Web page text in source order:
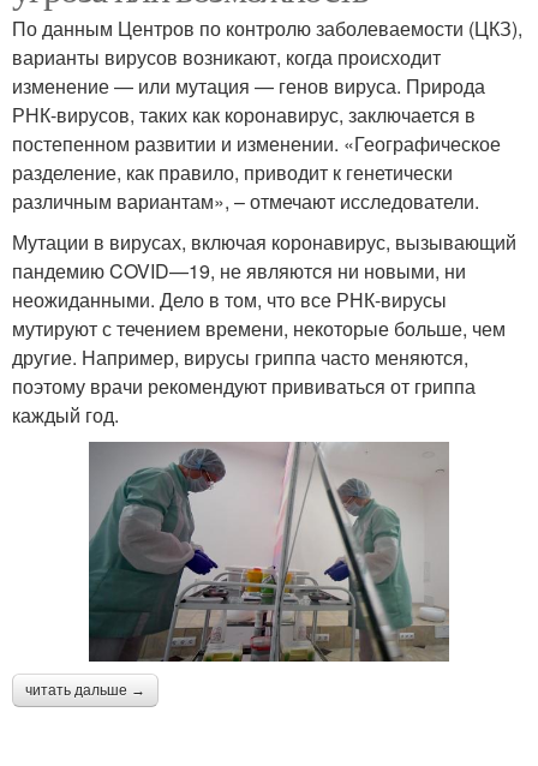
По данным Центров по контролю заболеваемости (ЦКЗ),
варианты вирусов возникают, когда происходит
изменение — или мутация — генов вируса. Природа
РНК-вирусов, таких как коронавирус, заключается в
постепенном развитии и изменении. «Географическое
разделение, как правило, приводит к генетически
различным вариантам», – отмечают исследователи.
Мутации в вирусах, включая коронавирус, вызывающий
пандемию COVID—19, не являются ни новыми, ни
неожиданными. Дело в том, что все РНК-вирусы
мутируют с течением времени, некоторые больше, чем
другие. Например, вирусы гриппа часто меняются,
поэтому врачи рекомендуют прививаться от гриппа
каждый год.
читать дальше →